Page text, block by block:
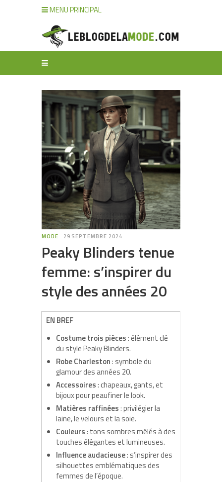
MENU PRINCIPAL
MODE 29 SEPTEMBRE 2024
Peaky Blinders tenue
femme: s’inspirer du
style des années 20
EN BREF
Costume trois pièces: élément clé
du style Peaky Blinders.
Robe Charleston: symbole du
glamour des années 20.
Accessoires: chapeaux, gants, et
bijoux pour peaufiner le look.
Matières raffinées: privilégier la
laine, le velours et la soie.
Couleurs: tons sombres mêlés à des
touches élégantes et lumineuses.
Influence audacieuse: s’inspirer des
silhouettes emblématiques des
femmes de l’époque.